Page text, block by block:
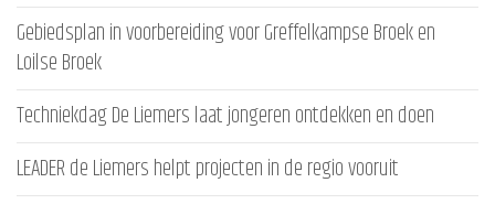
Gebiedsplan in voorbereiding voor Greffelkampse Broek en
Loilse Broek
Techniekdag De Liemers laat jongeren ontdekken en doen
LEADER de Liemers helpt projecten in de regio vooruit